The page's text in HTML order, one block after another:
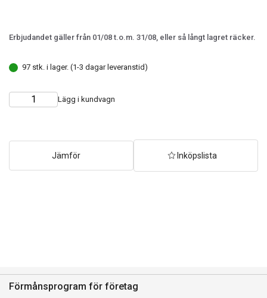
Erbjudandet gäller från 01/08 t.o.m. 31/08, eller så långt lagret räcker.
97 stk. i lager. (1-3 dagar leveranstid)
Choose
Quantity Lägg i kundvagn
Jämför Inköpslista
Förmånsprogram för företag